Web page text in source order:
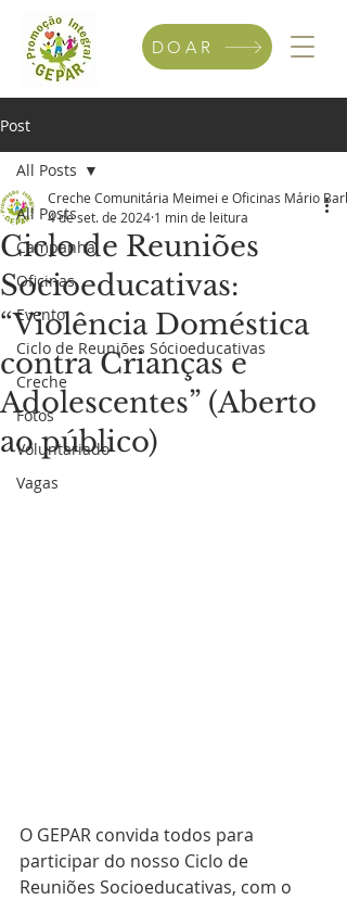
DOAR
Post
All Posts
Campanha
Oficinas
Evento
Ciclo de Reuniões Sócioeducativas
Creche
Fotos
Voluntariado
Vagas
All Posts
Ciclo de Reuniões
Socioeducativas:
“Violência Doméstica
contra Crianças e
Adolescentes” (Aberto
ao público)
Creche Comunitária Meimei e Oficinas Mário
4 de set. de 2024 1 min de leitura
O GEPAR convida todos para
participar do nosso Ciclo de
Reuniões Socioeducativas, com o